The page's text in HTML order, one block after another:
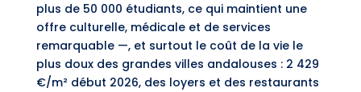
plus de 50 000 étudiants, ce qui maintient une
offre culturelle, médicale et de services
remarquable —, et surtout le coût de la vie le
plus doux des grandes villes andalouses : 2 429
€/m² début 2026, des loyers et des restaurants